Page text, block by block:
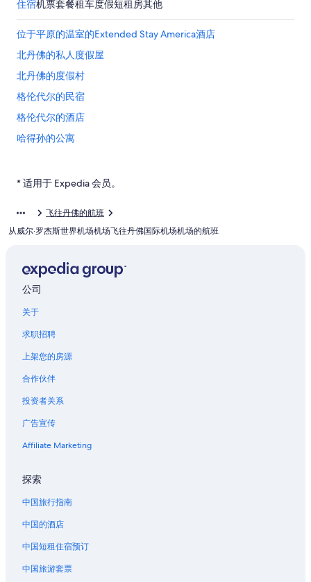
住宿机票套餐租车度假短租房其他
位于平原的温室的Extended Stay America酒店
北丹佛的私人度假屋
北丹佛的度假村
格伦代尔的民宿
格伦代尔的酒店
哈得孙的公寓
索顿的酒店
科默斯城的家庭旅馆
洛赫比伊的公寓
蒙特贝洛的酒店
位于奥罗拉的精品酒店
位于奥罗拉的历史风格酒店
位于奥罗拉的豪华酒店
丹佛县的村舍
位于丹佛县的经济型酒店
* 适用于 Expedia 会员。
飞往丹佛的航班
从威尔·罗杰斯世界机场机场飞往丹佛国际机场机场的航班
公司
关于
求职招聘
上架您的房源
合作伙伴
投资者关系
广告宣传
Affiliate Marketing
探索
中国旅行指南
中国的酒店
中国短租住宿预订
中国旅游套票